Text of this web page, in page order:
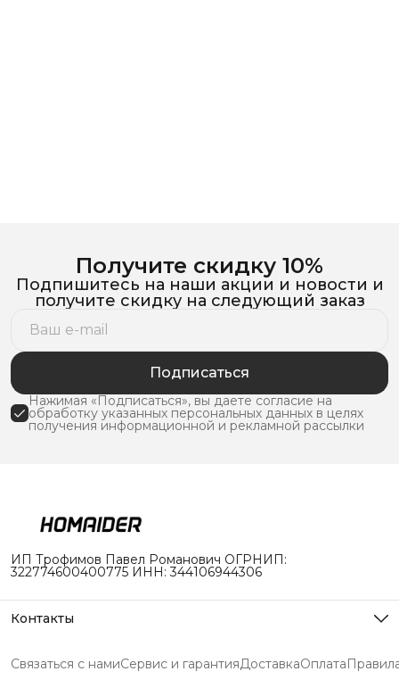
Получите скидку 10%
Подпишитесь на наши акции и новости и
получите скидку на следующий заказ
Подписаться
Нажимая «Подписаться», вы даете согласие на
обработку указанных персональных данных в целях
получения информационной и рекламной рассылки
ИП Трофимов Павел Романович ОГРНИП:
322774600400775 ИНН: 344106944306
Контакты
Режим работы
Связаться с намиСервис и гарантияДоставкаОплата